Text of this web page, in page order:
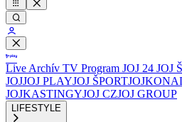
Live Archív TV Program JOJ 24 JOJ
JOJJOJ PLAYJOJ ŠPORTJOJKO
JOJKASTINGYJOJ CZJOJ GROUP
LIFESTYLE